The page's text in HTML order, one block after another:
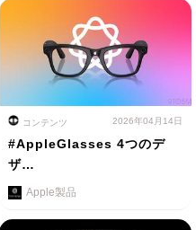
コンテンツ 2026年04月14日
#AppleGlasses 4つのデ
ザ…
Apple製品